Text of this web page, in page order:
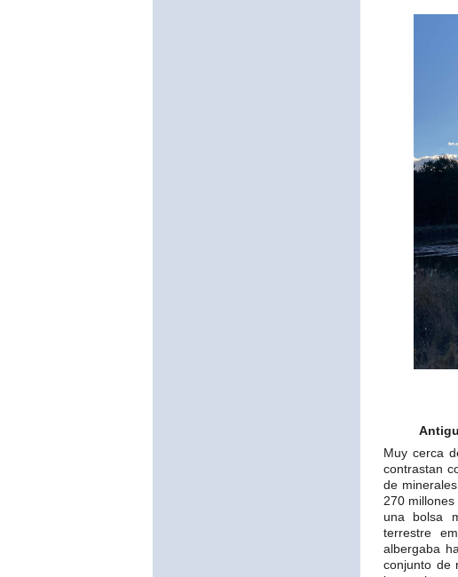
Muy cerca
contrastan
de
270
una bolsa
terrestre
albergaba
conjunto de